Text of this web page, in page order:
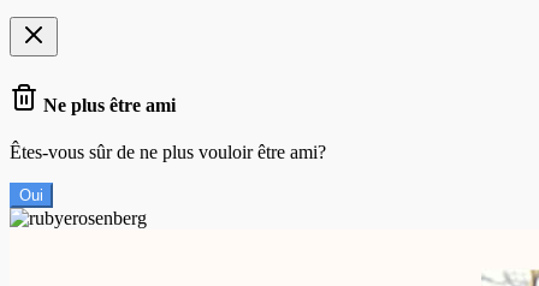
Ne plus être ami
Êtes-vous sûr de ne plus vouloir être ami?
Oui